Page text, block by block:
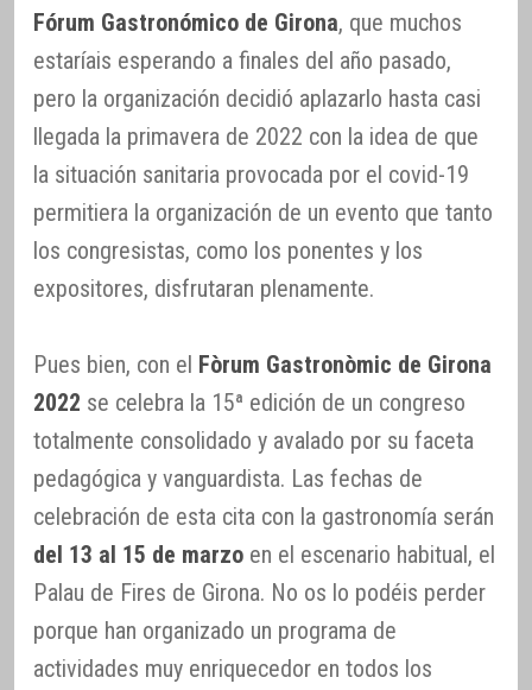
Fórum Gastronómico de Girona, que muchos
estaríais esperando a finales del año pasado,
pero la organización decidió aplazarlo hasta casi
llegada la primavera de 2022 con la idea de que
la situación sanitaria provocada por el covid-19
permitiera la organización de un evento que tanto
los congresistas, como los ponentes y los
expositores, disfrutaran plenamente.
Pues bien, con el Fòrum Gastronòmic de Girona
2022 se celebra la 15ª edición de un congreso
totalmente consolidado y avalado por su faceta
pedagógica y vanguardista. Las fechas de
celebración de esta cita con la gastronomía serán
del 13 al 15 de marzo en el escenario habitual, el
Palau de Fires de Girona. No os lo podéis perder
porque han organizado un programa de
actividades muy enriquecedor en todos los